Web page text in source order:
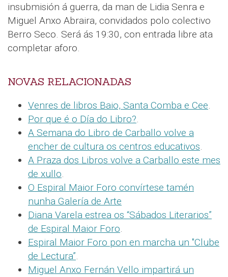
insubmisión á guerra, da man de Lidia Senra e
Miguel Anxo Abraira, convidados polo colectivo
Berro Seco. Será ás 19:30, con entrada libre ata
completar aforo.
NOVAS RELACIONADAS
Venres de libros Baio, Santa Comba e Cee.
Por que é o Día do Libro?.
A Semana do Libro de Carballo volve a
encher de cultura os centros educativos.
A Praza dos Libros volve a Carballo este mes
de xullo.
O Espiral Maior Foro convírtese tamén
nunha Galería de Arte
Diana Varela estrea os “Sábados Literarios”
de Espiral Maior Foro.
Espiral Maior Foro pon en marcha un "Clube
de Lectura”.
Miguel Anxo Fernán Vello impartirá un